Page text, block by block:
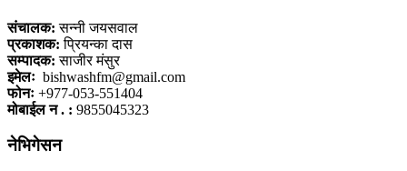
संचालक: सन्नी जयसवाल
प्रकाशक: प्रियन्का दास
सम्पादक: साजीर मंसुर
इमेलः bishwashfm@gmail.com
फोनः +977-053-551404
मोबाईल न . : 9855045323
नेभिगेसन